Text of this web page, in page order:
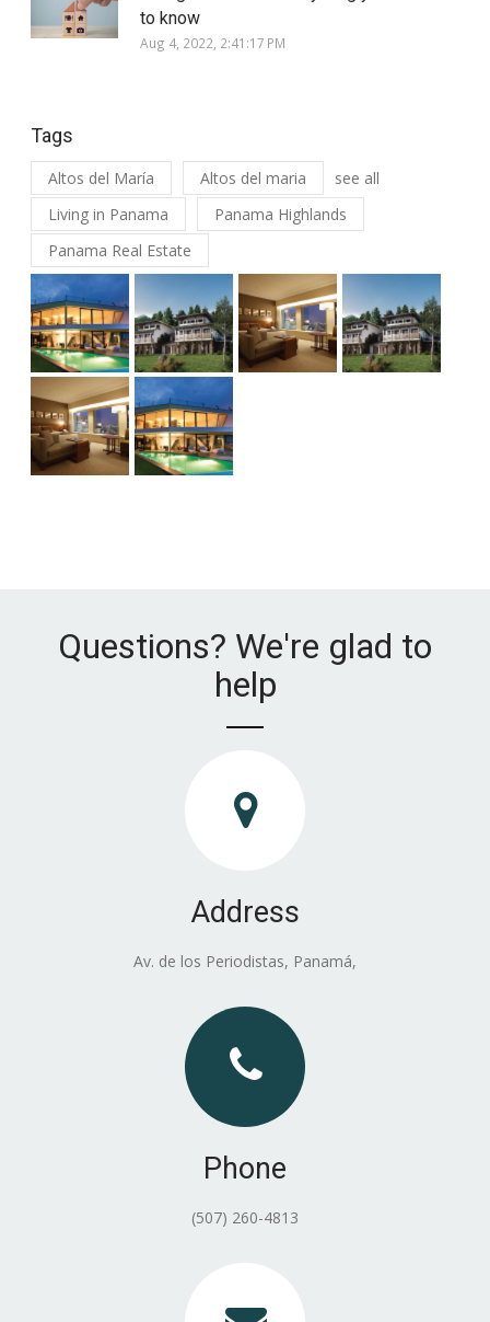
to know
Aug 4, 2022, 2:41:17 PM
Tags
Altos del María
Altos del maria
Living in Panama
Panama Highlands
Panama Real Estate
see all
Questions? We're glad to
help
Address
Av. de los Periodistas, Panamá,
d
Phone
(507) 260-4813